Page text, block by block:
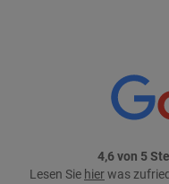
4,6 von 5
Lesen Sie hierwas